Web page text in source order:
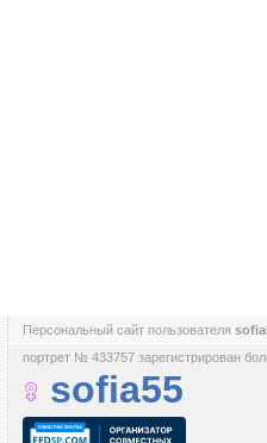
Персональный сайт пользователя
портрет № 433757 зарегистрирован
sofia55